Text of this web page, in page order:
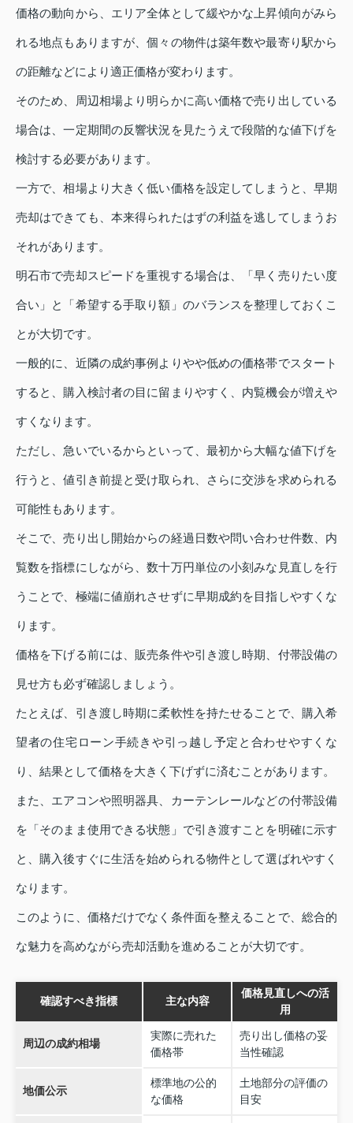
価格の動向から、エリア全体として緩やかな上昇傾向がみら
れる地点もありますが、個々の物件は築年数や最寄り駅から
の距離などにより適正価格が変わります。
そのため、周辺相場より明らかに高い価格で売り出している
場合は、一定期間の反響状況を見たうえで段階的な値下げを
検討する必要があります。
一方で、相場より大きく低い価格を設定してしまうと、早期
売却はできても、本来得られたはずの利益を逃してしまうお
それがあります。
明石市で売却スピードを重視する場合は、「早く売りたい度
合い」と「希望する手取り額」のバランスを整理しておくこ
とが大切です。
一般的に、近隣の成約事例よりやや低めの価格帯でスタート
すると、購入検討者の目に留まりやすく、内覧機会が増えや
すくなります。
ただし、急いでいるからといって、最初から大幅な値下げを
行うと、値引き前提と受け取られ、さらに交渉を求められる
可能性もあります。
そこで、売り出し開始からの経過日数や問い合わせ件数、内
覧数を指標にしながら、数十万円単位の小刻みな見直しを行
うことで、極端に値崩れさせずに早期成約を目指しやすくな
ります。
価格を下げる前には、販売条件や引き渡し時期、付帯設備の
見せ方も必ず確認しましょう。
たとえば、引き渡し時期に柔軟性を持たせることで、購入希
望者の住宅ローン手続きや引っ越し予定と合わせやすくな
り、結果として価格を大きく下げずに済むことがあります。
また、エアコンや照明器具、カーテンレールなどの付帯設備
を「そのまま使用できる状態」で引き渡すことを明確に示す
と、購入後すぐに生活を始められる物件として選ばれやすく
なります。
このように、価格だけでなく条件面を整えることで、総合的
な魅力を高めながら売却活動を進めることが大切です。
確認すべき指標 主な内容
価格見直しへの活
用
周辺の成約相場
実際に売れた
価格帯
売り出し価格の妥
当性確認
地価公示
標準地の公的
な価格
土地部分の評価の
目安